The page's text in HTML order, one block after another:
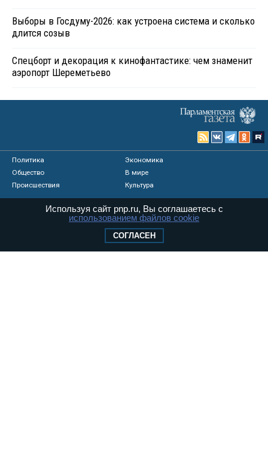
Выборы в Госдуму-2026: как устроена система и сколько
длится созыв
Спецборт и декорация к кинофантастике: чем знаменит
аэропорт Шереметьево
Политика
Экономика
Общество
В мире
Происшествия
Культура
Опросы
Персоны
Регионы
Используя сайт pnp.ru, Вы соглашаетесь с
использованием файлов cookie
СОГЛАСЕН